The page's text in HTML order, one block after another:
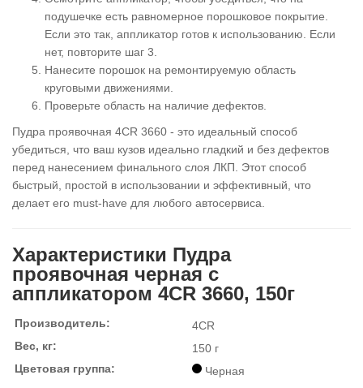
подушечке есть равномерное порошковое покрытие.
Если это так, аппликатор готов к использованию. Если
нет, повторите шаг 3.
Нанесите порошок на ремонтируемую область
круговыми движениями.
Проверьте область на наличие дефектов.
Пудра проявочная 4CR 3660 - это идеальный способ
убедиться, что ваш кузов идеально гладкий и без дефектов
перед нанесением финального слоя ЛКП. Этот способ
быстрый, простой в использовании и эффективный, что
делает его must-have для любого автосервиса.
Характеристики Пудра
проявочная черная с
аппликатором 4CR 3660, 150г
Производитель:
4CR
Вес, кг:
150 г
Цветовая группа:
Черная